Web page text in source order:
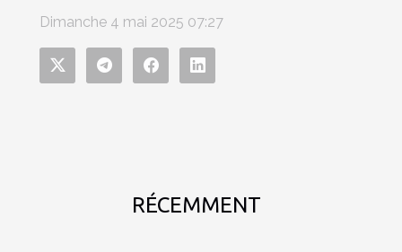
RÉCEMMENT
Dimanche 4 mai 2025 07:27